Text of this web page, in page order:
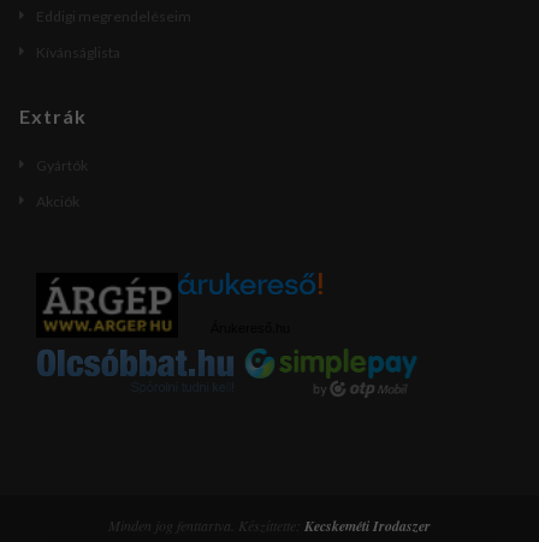
Eddigi megrendeléseim
Kívánságlista
Extrák
Gyártók
Akciók
Minden jog fenttartva. Készíttette: Kecskeméti Irodaszer